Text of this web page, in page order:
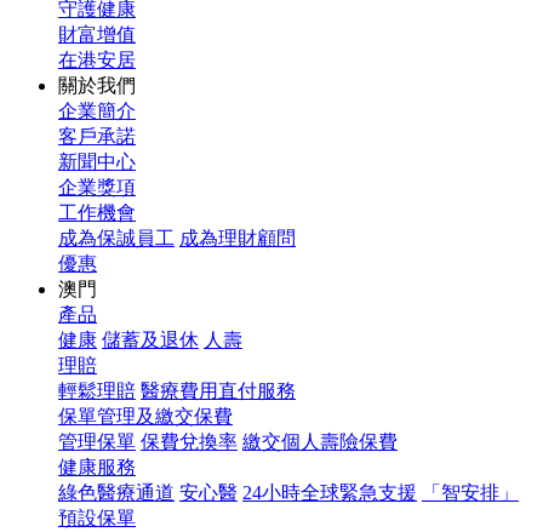
守護健康
財富增值
在港安居
關於我們
企業簡介
客戶承諾
新聞中心
企業獎項
工作機會
成為保誠員工 成為理財顧問
優惠
澳門
產品
健康 儲蓄及退休 人壽
理賠
輕鬆理賠 醫療費用直付服務
保單管理及繳交保費
管理保單 保費兌換率 繳交個人壽險保費
健康服務
綠色醫療通道 安心醫 24小時全球緊急支援
「智安排」
預設保單